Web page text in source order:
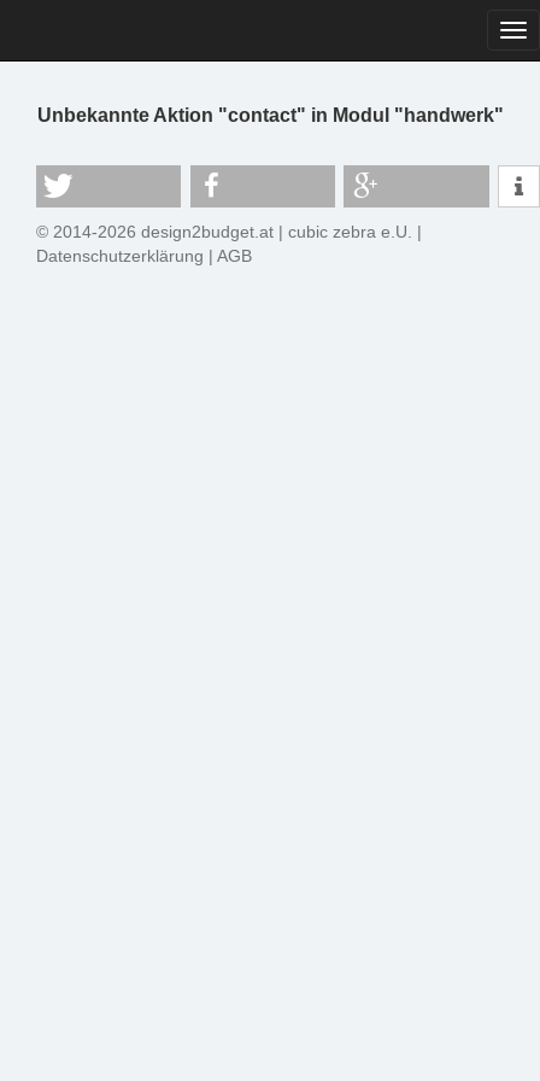
Unbekannte Aktion "contact" in Modul "handwerk"
© 2014-2026 design2budget.at |cubic zebra e.U.
|
Datenschutzerklärung |AGB